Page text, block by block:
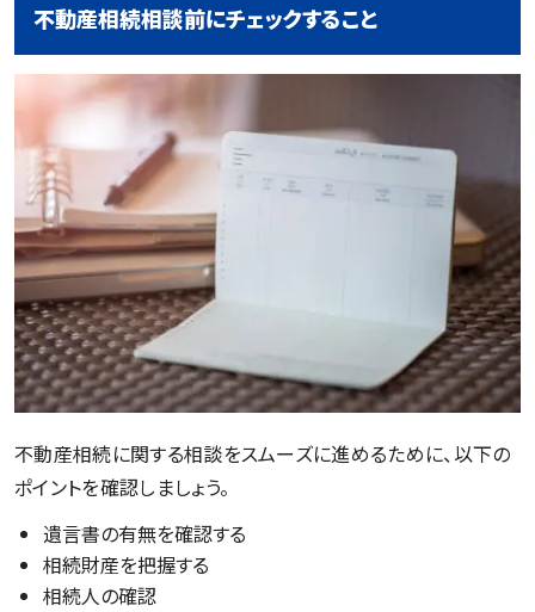
不動産相続相談前にチェックすること
不動産相続に関する相談をスムーズに進めるために、以下の
ポイントを確認しましょう。
遺言書の有無を確認する
相続財産を把握する
相続人の確認